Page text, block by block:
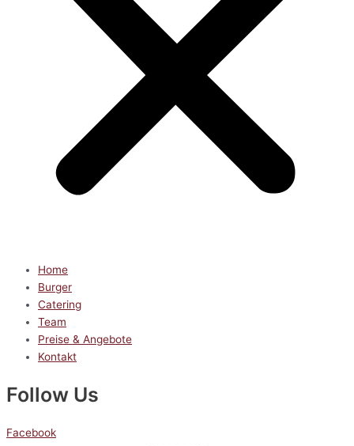
Home
Burger
Catering
Team
Preise & Angebote
Kontakt
Follow Us
Facebook